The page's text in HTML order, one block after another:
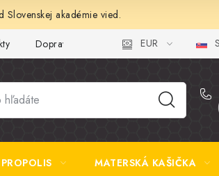
akadémie vied.
Doprava a platba Najčastejšie
EUR
PROPOLIS MATERSKÁ KAŠIČKA